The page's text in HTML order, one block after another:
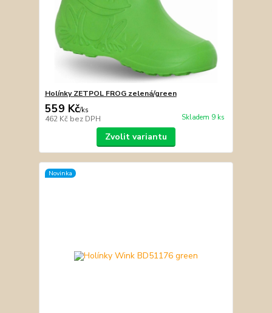
Holínky ZETPOL FROG zelená/green
559 Kč/ks
462 Kč bez DPH Skladem 9 ks
Zvolit variantu
Novinka